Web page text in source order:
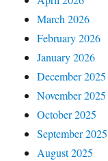
March 2026
February 2026
January 2026
December 2025
November 2025
October 2025
September 2025
August 2025